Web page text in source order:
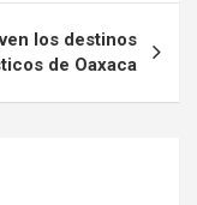
los destinos
de Oaxaca